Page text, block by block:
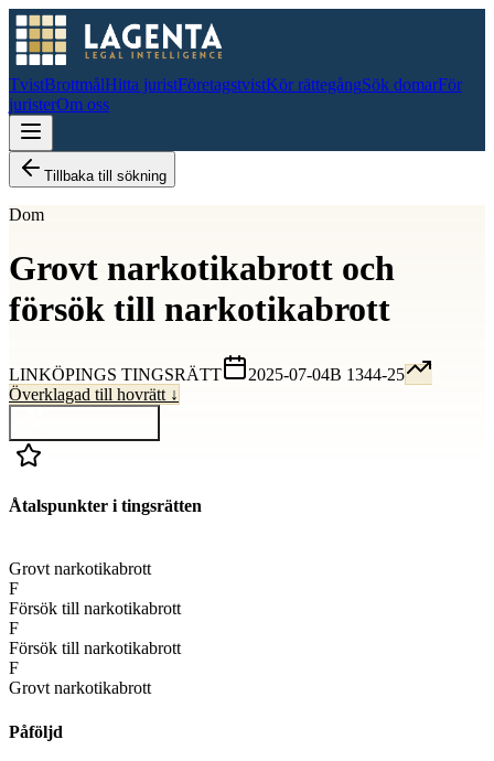
TvistBrottmålHitta juristFöretagstvistKör rättegångSök domarFör
juristerOm oss
Tillbaka till sökning
Dom
Grovt narkotikabrott och
försök till narkotikabrott
LINKÖPINGS TINGSRÄTT 2025-07-04B 1344-25
Överklagad till hovrätt ↓
Åtalspunkter i tingsrätten
Grovt narkotikabrott
F
Försök till narkotikabrott
F
Försök till narkotikabrott
F
Grovt narkotikabrott
Påföljd